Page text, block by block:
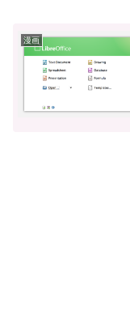
漫画